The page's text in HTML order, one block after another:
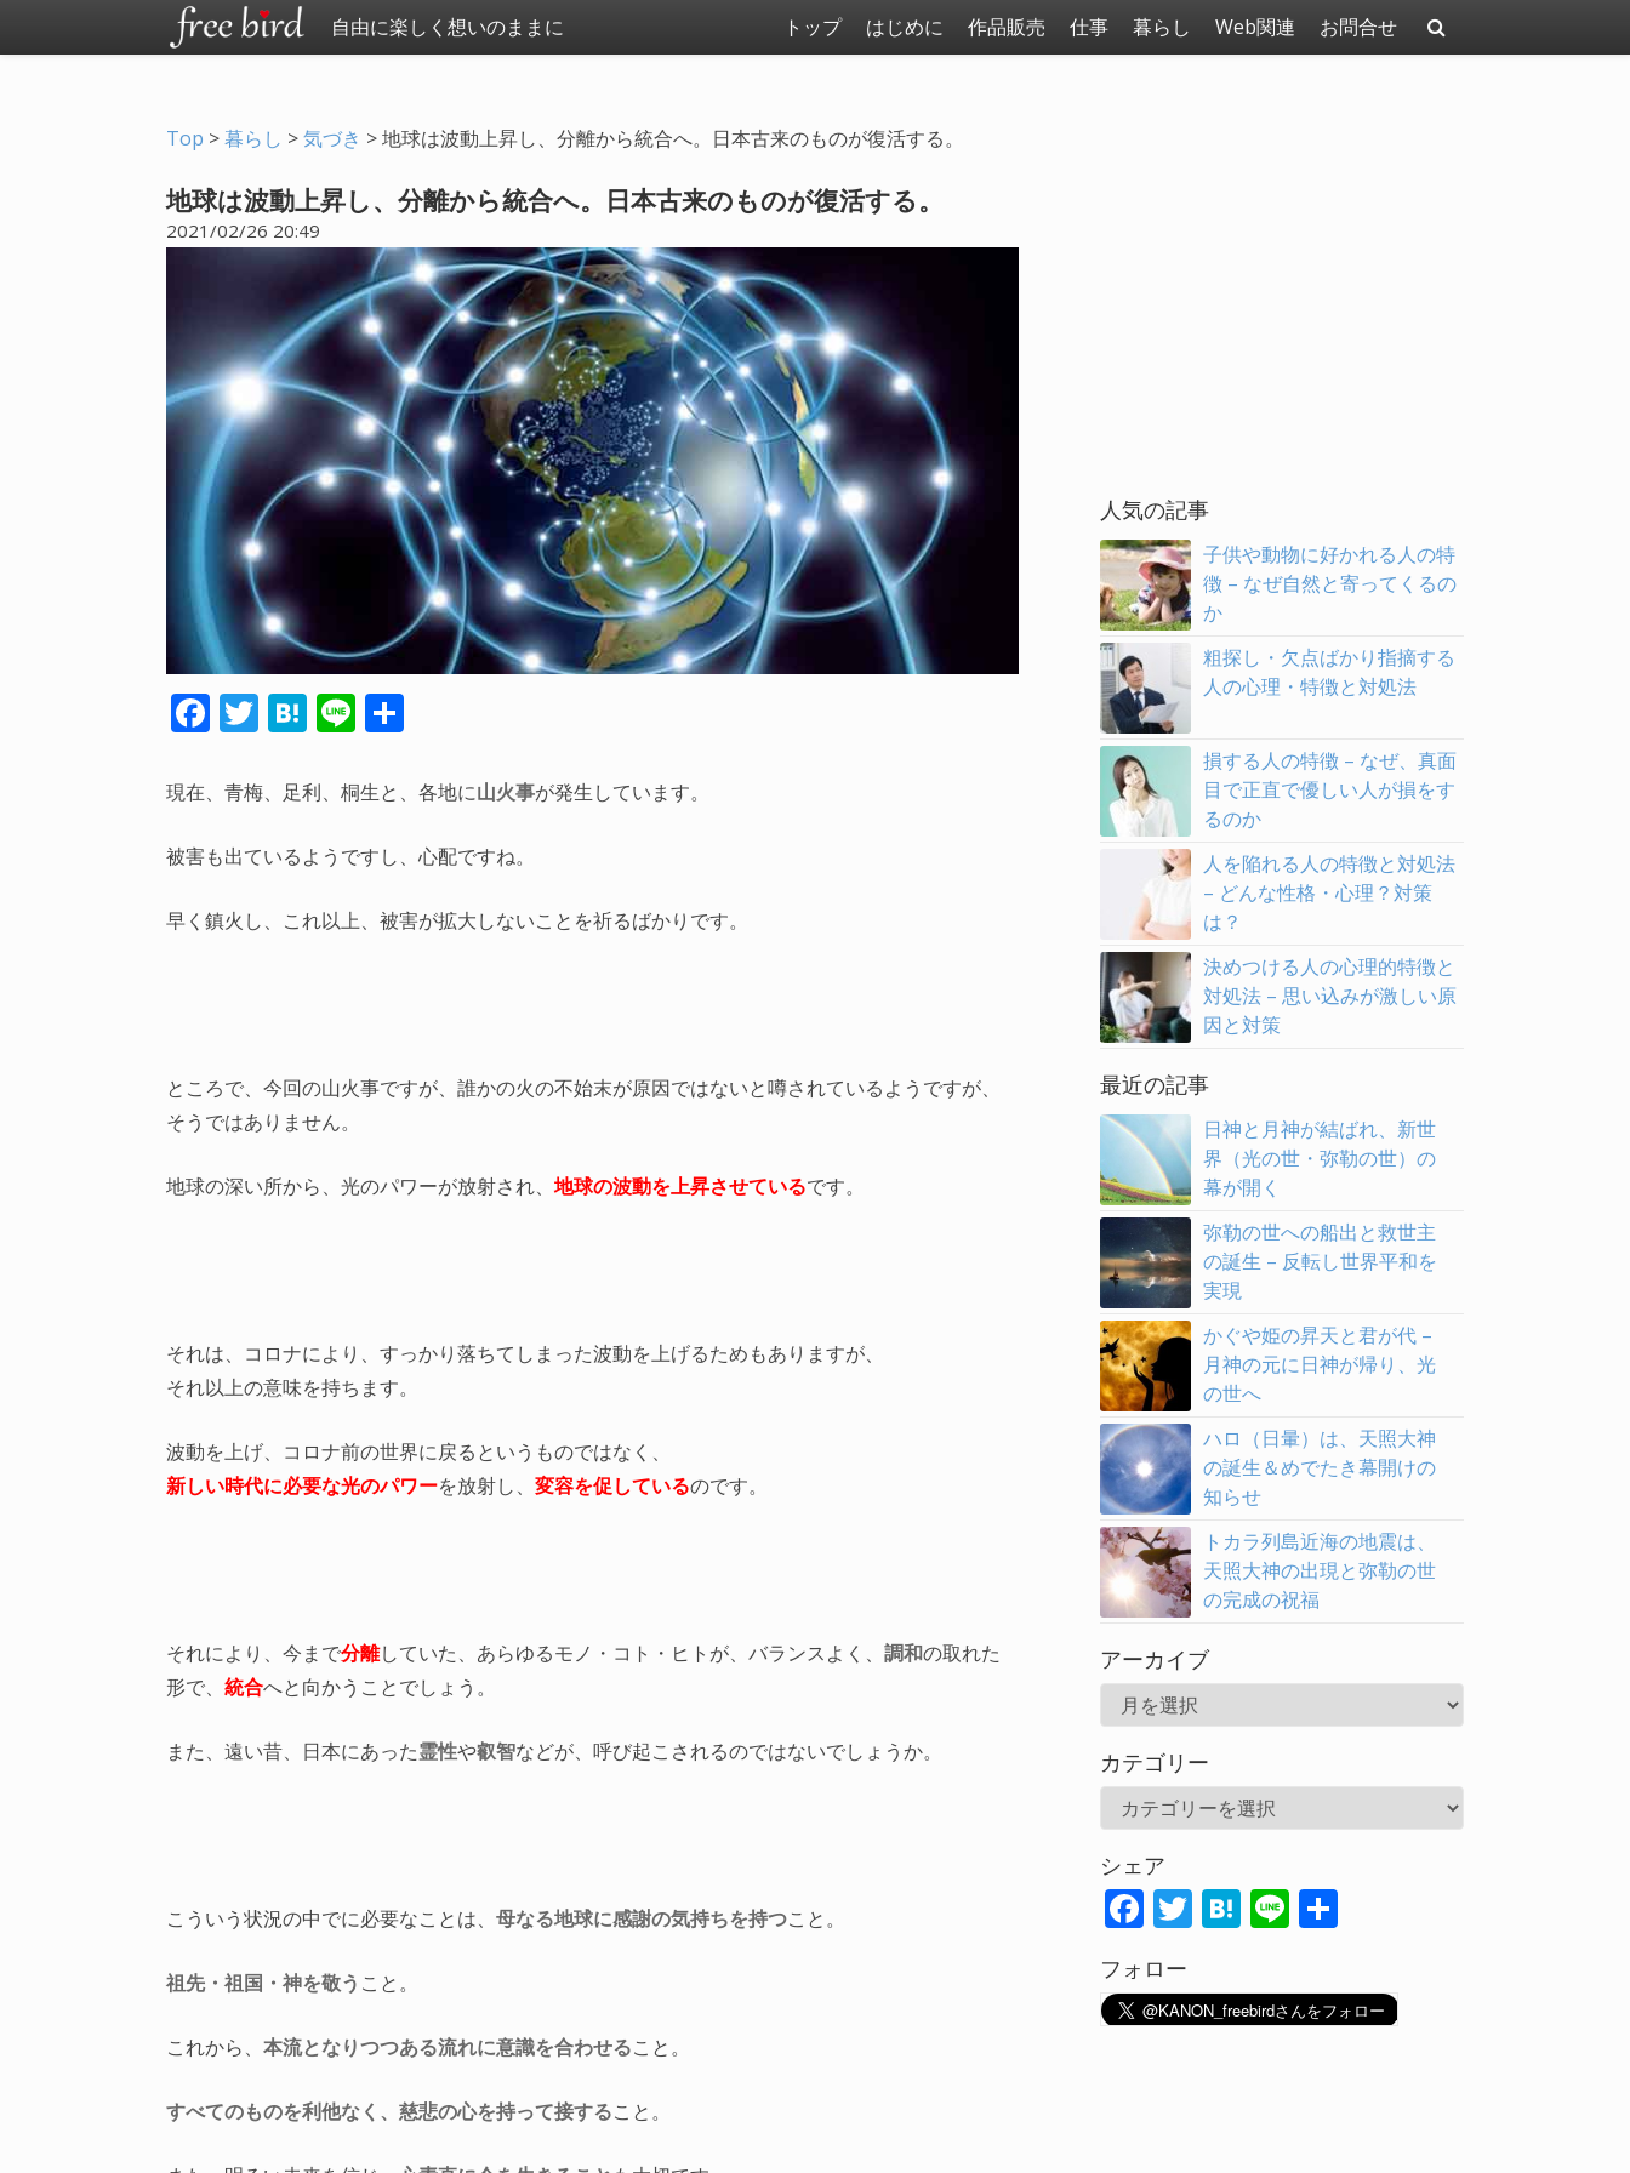
自由に楽しく想いのままに トップ はじめに 作品販売 仕事 暮らし Web関連 お問合せ
Top >暮らし >気づき >地球は波動上昇し、分離から統合へ。日本古来のものが復活する。
地球は波動上昇し、分離から統合へ。日本古来のものが復活する。
2021/02/26 20:49
F
e
o
o
k
T
itt
H
e
a
Li
e
現在、青梅、足利、桐生と、各地に山火事が発生しています。
被害も出ているようですし、心配ですね。
早く鎮火し、これ以上、被害が拡大しないことを祈るばかりです。
ところで、今回の山火事ですが、誰かの火の不始末が原因ではないと噂されているようですが、
そうではありません。
地球の深い所から、光のパワーが放射され、 地球の波動を上昇させているです。
それは、コロナにより、すっかり落ちてしまった波動を上げるためもありますが、
それ以上の意味を持ちます。
波動を上げ、コロナ前の世界に戻るというものではなく、
新しい時代に必要な光のパワーを放射し、 変容を促しているのです。
それにより、今まで分離していた、あらゆるモノ・コト・ヒトが、バランスよく、 調和の取れた
形で、 統合へと向かうことでしょう。
また、遠い昔、日本にあった霊性や叡智などが、呼び起こされるのではないでしょうか。
こういう状況の中でに必要なことは、 母なる地球に感謝の気持ちを持つこと。
祖先・祖国・神を敬う こと。
これから、 本流となりつつある流れに意識を合わせること。
すべてのものを利他なく、慈悲の心を持って接すること。
人気の記事
子供や動物に好かれる人の特
徴 – なぜ自然と寄ってくるの
か
粗探し・欠点ばかり指摘する
人の心理・特徴と対処法
損する人の特徴 – なぜ、真面
目で正直で優しい人が損をす
るのか
人を陥れる人の特徴と対処法
– どんな性格・心理？対策
は？
決めつける人の心理的特徴と
対処法 – 思い込みが激しい原
因と対策
最近の記事
日神と月神が結ばれ、新世
界（光の世・弥勒の世）の
幕が開く
弥勒の世への船出と救世主
の誕生 – 反転し世界平和を
実現
かぐや姫の昇天と君が代 –
月神の元に日神が帰り、光
の世へ
ハロ（日暈）は、天照大神
の誕生＆めでたき幕開けの
知らせ
トカラ列島近海の地震は、
天照大神の出現と弥勒の世
の完成の祝福
アーカイブ
ー
カ
ブ
カテゴリー
テ
ゴ
リ
シェア
F
e
b
T
itt
er
H
e
n
Li
e
共
フォロー